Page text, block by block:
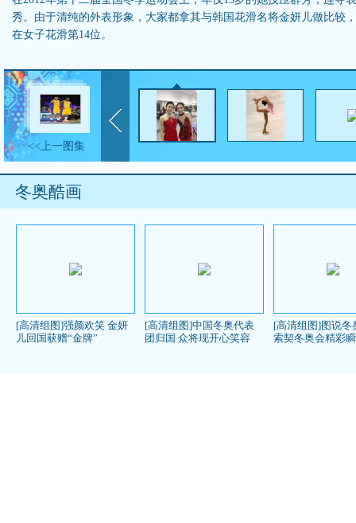
秀。由于清纯的外表形象，大家都拿其与韩国花滑名将金妍儿做比较
在女子花滑第14位。
<<上一图集
冬奥酷画
[高清组图]强颜欢笑 金妍
儿回国获赠“金牌”
[高清组图]中国冬奥代表
团归国 众将现开心笑容
[高清组图]图说冬
索契冬奥会精彩